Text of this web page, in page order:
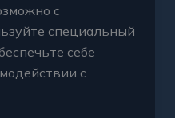
с
специальный
себе
с